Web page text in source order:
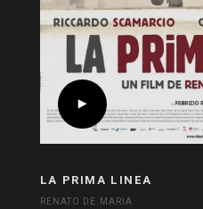
LA PRIMA LINEA
RENATO DE MARIA